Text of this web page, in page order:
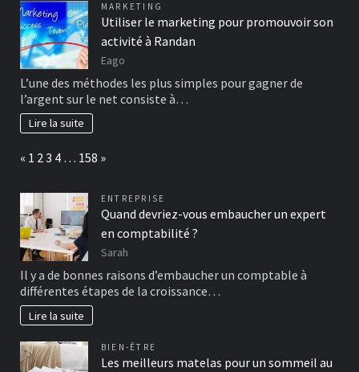
MARKETING
Utiliser le marketing pour promouvoir son
activité à Randan
Eago
L’une des méthodes les plus simples pour gagner de
l’argent sur le net consiste à…
Lire la suite
Page:
Previous
« 1 23 4 … 158 Next
»
ENTREPRISE
Quand devriez-vous embaucher un expert
en comptabilité ?
Sarah
Il y a de bonnes raisons d’embaucher un comptable à
différentes étapes de la croissance…
Lire la suite
BIEN-ÊTRE
Les meilleurs matelas pour un sommeil au